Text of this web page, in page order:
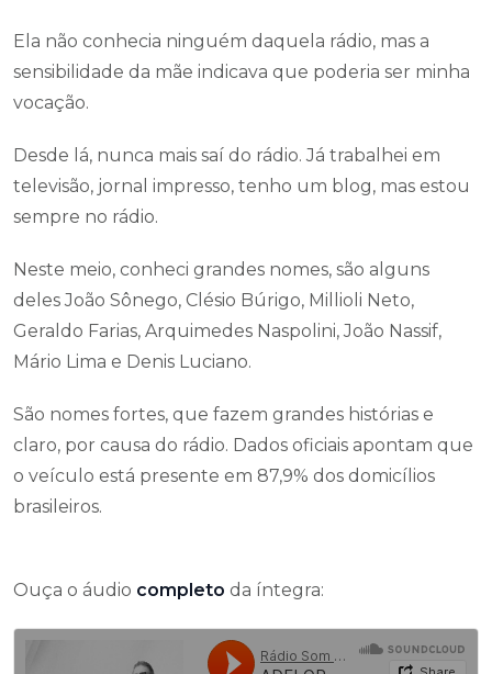
Ela não conhecia ninguém daquela rádio, mas a
sensibilidade da mãe indicava que poderia ser minha
vocação.
Desde lá, nunca mais saí do rádio. Já trabalhei em
televisão, jornal impresso, tenho um blog, mas estou
sempre no rádio.
Neste meio, conheci grandes nomes, são alguns
deles João Sônego, Clésio Búrigo, Millioli Neto,
Geraldo Farias, Arquimedes Naspolini, João Nassif,
Mário Lima e Denis Luciano.
São nomes fortes, que fazem grandes histórias e
claro, por causa do rádio. Dados oficiais apontam que
o veículo está presente em 87,9% dos domicílios
brasileiros.
Ouça o áudio completo da íntegra: